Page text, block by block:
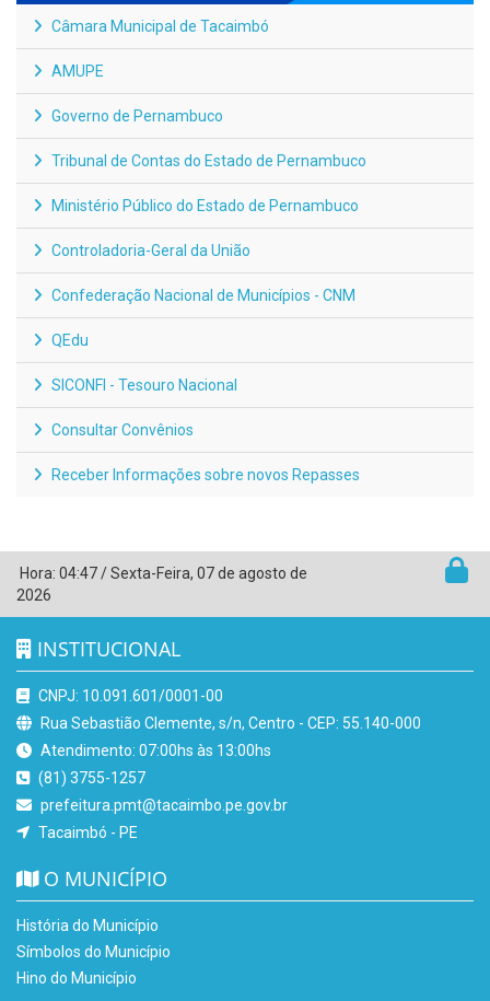
Câmara Municipal de Tacaimbó
AMUPE
Governo de Pernambuco
Tribunal de Contas do Estado de Pernambuco
Ministério Público do Estado de Pernambuco
Controladoria-Geral da União
Confederação Nacional de Municípios - CNM
QEdu
SICONFI - Tesouro Nacional
Consultar Convênios
Receber Informações sobre novos Repasses
Hora: 04:47/Sexta-Feira, 07 de agosto de
2026
INSTITUCIONAL
CNPJ: 10.091.601/0001-00
Rua Sebastião Clemente, s/n, Centro - CEP: 55.140-000
Atendimento: 07:00hs às 13:00hs
(81) 3755-1257
prefeitura.pmt@tacaimbo.pe.gov.br
Tacaimbó - PE
O MUNICÍPIO
História do Município
Símbolos do Município
Hino do Município